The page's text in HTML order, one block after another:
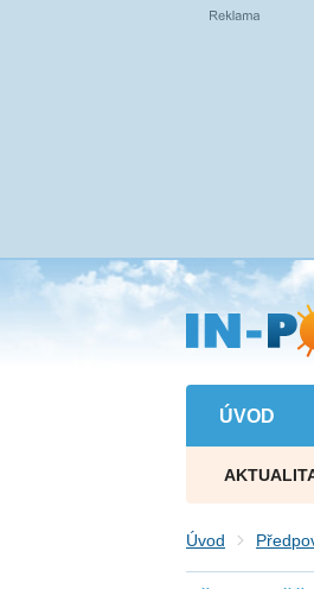
Přejít
na
hlavní
obsah
ÚVOD
Úvod